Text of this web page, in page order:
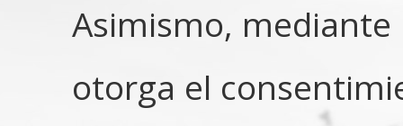
Asimismo, mediante
otorga el